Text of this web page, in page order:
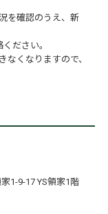
を確認のうえ、新
ださい。
なくなりますので、
1-9-17 YS領家1階